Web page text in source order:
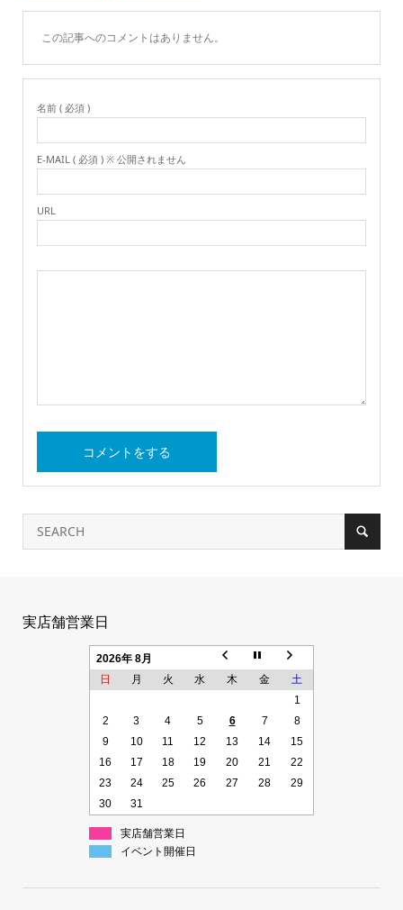
この記事へのコメントはありません。
名前 ( 必須 )
E-MAIL ( 必須 ) ※ 公開されません
URL
実店舗営業日
2026年 8月
日
月 火 水 木 金
土
1
2
3 4 5 6 7
8
9
10 11 12 13 14
15
16
17 18 19 20 21
22
23
24 25 26 27 28
29
30
31
実店舗営業日
イベント開催日